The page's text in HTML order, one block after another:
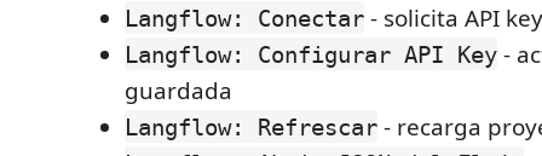
Langflow: Conectar - solicita API
Langflow: Configurar API Key -
guardada
Langflow: Refrescar - recarga